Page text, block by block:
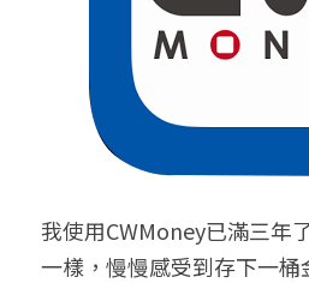
我使用CWMoney已滿三年
一樣，慢慢感受到存下一